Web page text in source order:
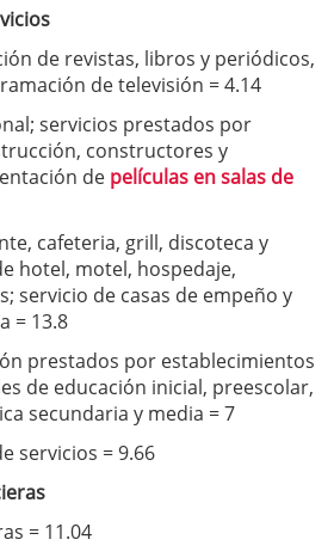
de revistas, libros y periódicos,
de televisión = 4.14
servicios prestados por
constructores y
de películas en salas de
cafeteria, grill, discoteca y
hotel, motel, hospedaje,
servicio de casas de empeño y
= 13.8
prestados por establecimientos
de educación inicial, preescolar,
secundaria y media = 7
servicios = 9.66
= 11.04